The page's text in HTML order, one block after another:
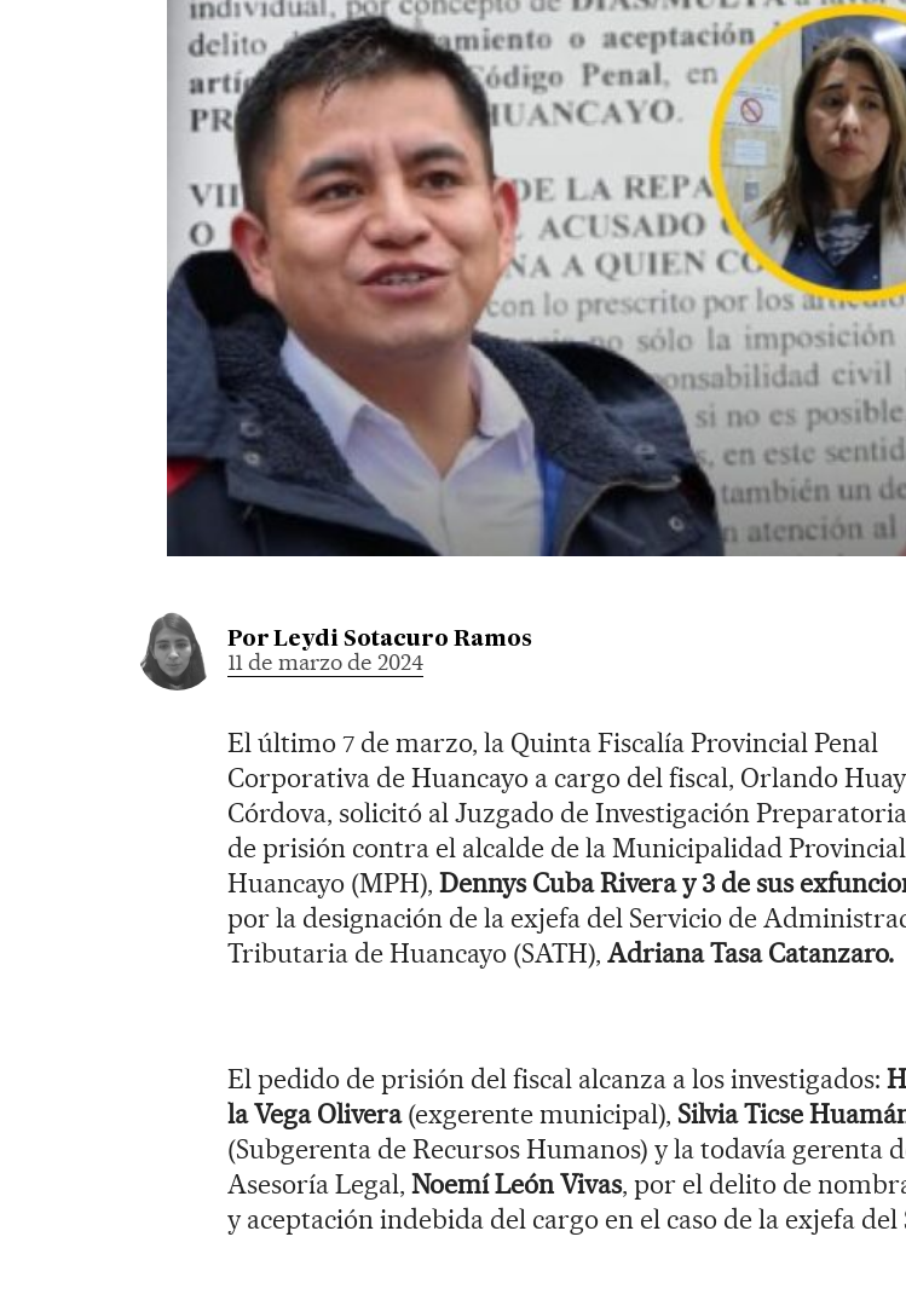
Por Leydi Sotacuro Ramos
11 de marzo de 2024
El último 7 de marzo, la Quinta Fiscalía Provincial Penal
Corporativa de Huancayo a cargo del fiscal, Orlando
Córdova, solicitó al Juzgado de Investigación
de prisión contra el alcalde de la Municipalidad
Huancayo (MPH), Dennys Cuba Rivera y 3 de sus
por la designación de la exjefa del Servicio de
Tributaria de Huancayo (SATH), Adriana Tasa Catanzaro.
El pedido de prisión del fiscal alcanza a los investigados:
la Vega Olivera(exgerente municipal), Silvia Ticse
(Subgerenta de Recursos Humanos) y la todavía gerenta
Asesoría Legal, Noemí León Vivas, por el delito de
y aceptación indebida del cargo en el caso de la exjefa del